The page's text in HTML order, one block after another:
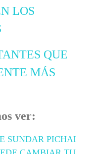
LOS
QUE
MÁS
ver:
SUNDAR PICHAI